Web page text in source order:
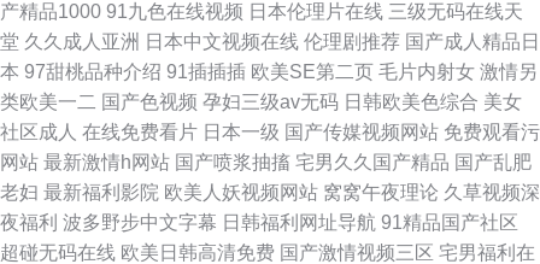
产精品1000 91九色在线视频 日本伦理片在线 三级无码在线天
堂 久久成人亚洲 日本中文视频在线 伦理剧推荐 国产成人精品日
本 97甜桃品种介绍 91插插插 欧美SE第二页 毛片内射女 激情另
类欧美一二 国产色视频 孕妇三级av无码 日韩欧美色综合 美女
社区成人 在线免费看片 日本一级 国产传媒视频网站 免费观看污
网站 最新激情h网站 国产喷浆抽搐 宅男久久国产精品 国产乱肥
老妇 最新福利影院 欧美人妖视频网站 窝窝午夜理论 久草视频深
夜福利 波多野步中文字幕 日韩福利网址导航 91精品国产社区
超碰无码在线 欧美日韩高清免费 国产激情视频三区 宅男福利在